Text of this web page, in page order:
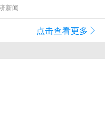
新闻
点击查看更多